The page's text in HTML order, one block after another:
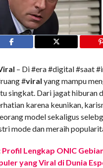
– Di #era #digital #saat
#viral yang mampu
singkat. Dari jagat hiburan
karena keunikan,
model sekaligus
mode dan meraih
Profil Lengkap ONIC
yang Viral di Dunia